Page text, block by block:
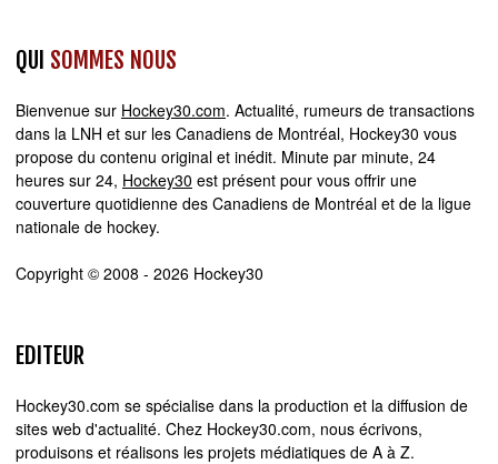
QUI SOMMES NOUS
Bienvenue sur Hockey30.com. Actualité, rumeurs de transactions
dans la LNH et sur les Canadiens de Montréal, Hockey30 vous
propose du contenu original et inédit. Minute par minute, 24
heures sur 24, Hockey30 est présent pour vous offrir une
couverture quotidienne des Canadiens de Montréal et de la ligue
nationale de hockey.
Copyright © 2008 - 2026 Hockey30
EDITEUR
Hockey30.com se spécialise dans la production et la diffusion de
sites web d'actualité. Chez Hockey30.com, nous écrivons,
produisons et réalisons les projets médiatiques de A à Z.